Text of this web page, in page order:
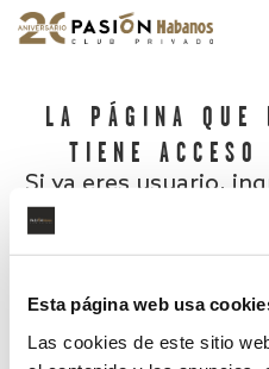
Esta página web usa
Las cookies de este sitio
LA PÁGINA QUE
TIENE
Si ya eres usuario,